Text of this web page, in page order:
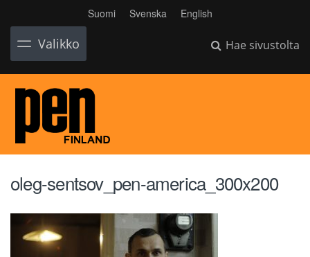
Suomi Svenska English
Valikko Hae sivustolta
oleg-sentsov_pen-america_300x200